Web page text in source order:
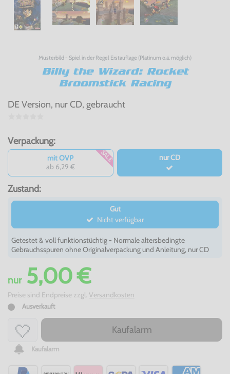
Musterbild - Spiel in der Regel Erstauflage (Platinum o.ä. möglich)
Billy the Wizard: Rocket
Broomstick Racing
DE Version, nur CD, gebraucht
Verpackung:
mit OVP
ab 6,29 €
SALE nur CD
Zustand:
Gut
Nicht verfügbar
Getestet & voll funktionstüchtig - Normale altersbedingte
Gebrauchsspuren ohne Originalverpackung und Anleitung, nur CD
nur5,00 €
Preise sind Endpreise zzgl. Versandkosten
Ausverkauft
Kaufalarm
Kaufalarm